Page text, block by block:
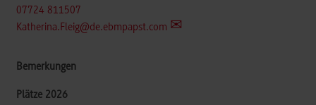
07724 811507
Katherina.Fleig@de.ebmpapst.com